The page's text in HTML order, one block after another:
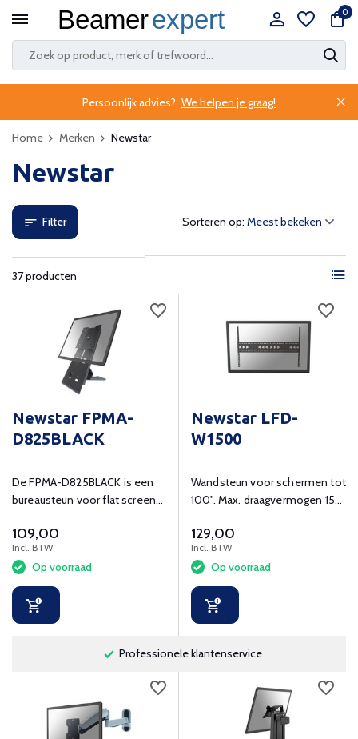
0
Persoonlijk advies? We helpen je graag!
Home Merken Newstar
Newstar
Filter
37 producten
Sorteren op:
Newstar FPMA-
D825BLACK
De FPMA-D825BLACK is een
bureausteun voor flat screens
109,00
Incl. BTW
Op voorraad
Newstar LFD-
W1500
Wandsteun voor schermen tot
100". Max. draagvermogen 150
129,00
Incl. BTW
Op voorraad
Originele kwaliteitsproducten